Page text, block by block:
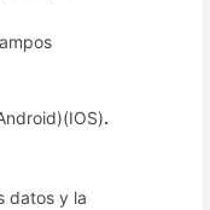
.
datos y la